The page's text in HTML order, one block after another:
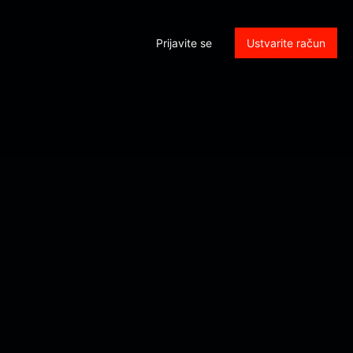
Prijavite se Ustvarite račun